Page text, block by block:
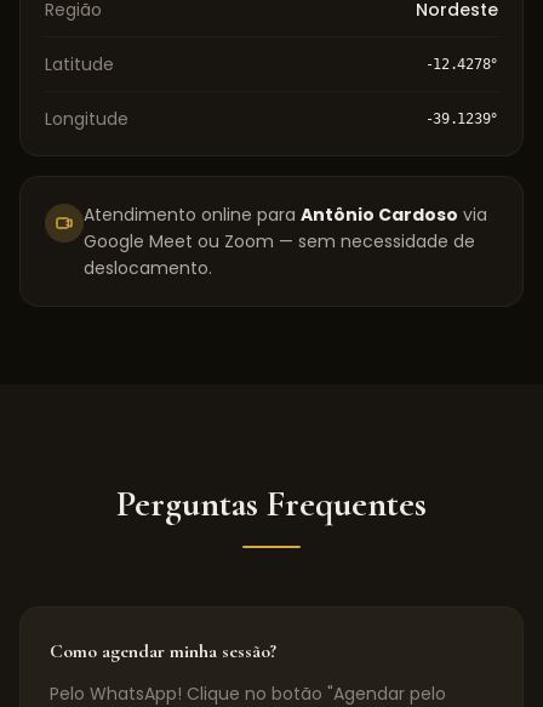
Região Nordeste
Latitude -12.4278°
Longitude -39.1239°
Atendimento online para Antônio Cardoso via
Google Meet ou Zoom — sem necessidade de
deslocamento.
Perguntas Frequentes
Como agendar minha sessão?
Pelo WhatsApp! Clique no botão "Agendar pelo